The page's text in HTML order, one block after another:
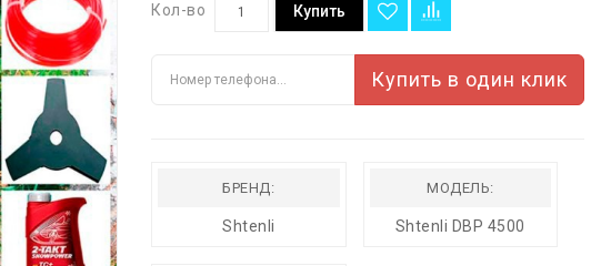
Кол-во Купить
Купить в один клик
БРЕНД:
Shtenli
МОДЕЛЬ:
Shtenli DBP 4500